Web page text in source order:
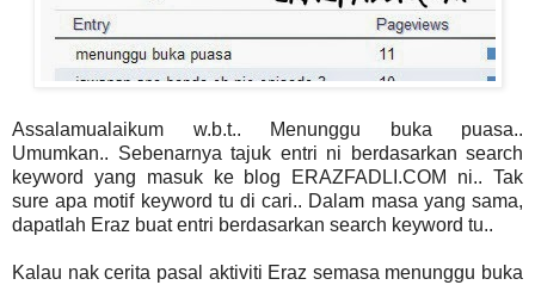
Assalamualaikum w.b.t.. Menunggu buka puasa..
Umumkan.. Sebenarnya tajuk entri ni berdasarkan search
keyword yang masuk ke blog ERAZFADLI.COM ni.. Tak
sure apa motif keyword tu di cari.. Dalam masa yang sama,
dapatlah Eraz buat entri berdasarkan search keyword tu..
Kalau nak cerita pasal aktiviti Eraz semasa menunggu buka